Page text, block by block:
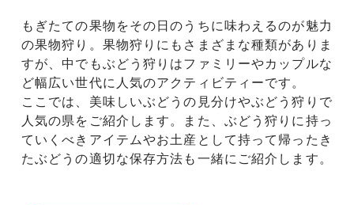
もぎたての果物をその日のうちに味わえるのが魅力
の果物狩り。果物狩りにもさまざまな種類がありま
すが、中でもぶどう狩りはファミリーやカップルな
ど幅広い世代に人気のアクティビティーです。
ここでは、美味しいぶどうの見分けやぶどう狩りで
人気の県をご紹介します。また、ぶどう狩りに持っ
ていくべきアイテムやお土産として持って帰ったき
たぶどうの適切な保存方法も一緒にご紹介します。